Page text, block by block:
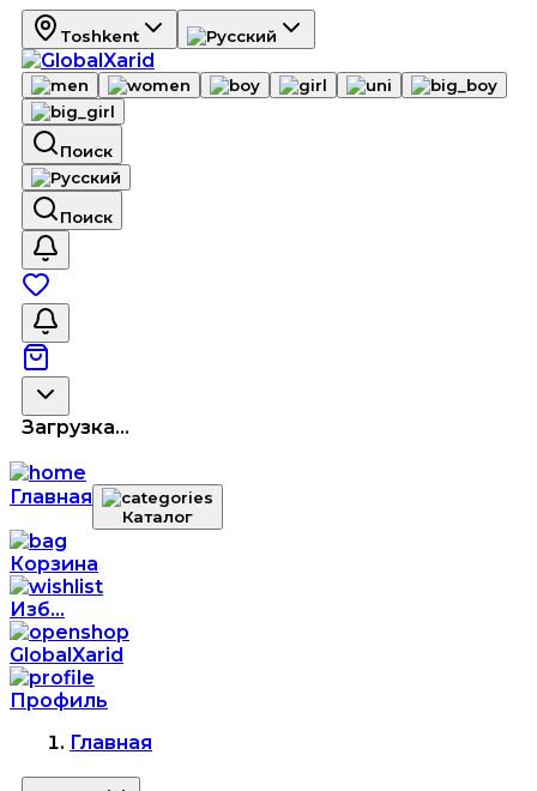
Toshkent
Поиск
Поиск
Загрузка...
Главная
Каталог
Корзина
Изб...
GlobalXarid
Профиль
Главная